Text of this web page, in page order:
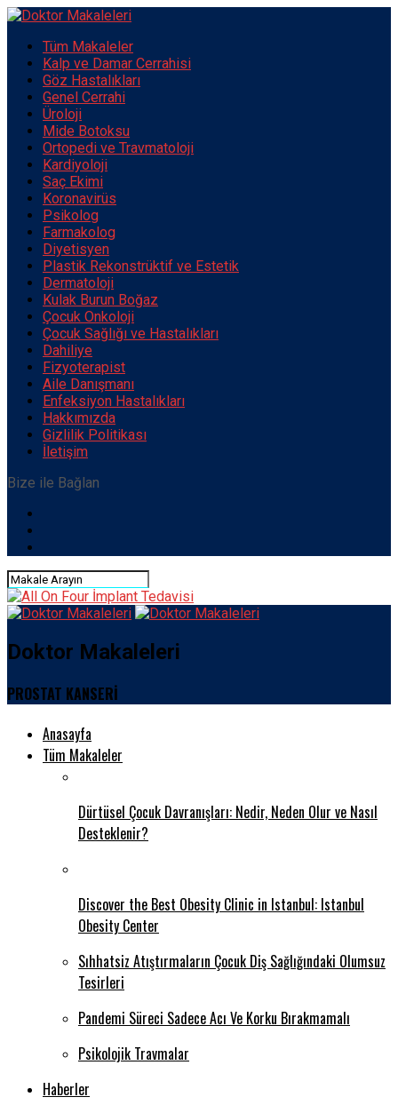
Tüm Makaleler
Kalp ve Damar Cerrahisi
Göz Hastalıkları
Genel Cerrahi
Üroloji
Mide Botoksu
Ortopedi ve Travmatoloji
Kardiyoloji
Saç Ekimi
Koronavirüs
Psikolog
Farmakolog
Diyetisyen
Plastik Rekonstrüktif ve Estetik
Dermatoloji
Kulak Burun Boğaz
Çocuk Onkoloji
Çocuk Sağlığı ve Hastalıkları
Dahiliye
Fizyoterapist
Aile Danışmanı
Enfeksiyon Hastalıkları
Hakkımızda
Gizlilik Politikası
İletişim
Bize ile Bağlan
Doktor Makaleleri
PROSTAT KANSERİ
Anasayfa
Tüm Makaleler
Dürtüsel Çocuk Davranışları: Nedir, Neden Olur ve Nasıl
Desteklenir?
Discover the Best Obesity Clinic in Istanbul: Istanbul
Obesity Center
Sıhhatsiz Atıştırmaların Çocuk Diş Sağlığındaki Olumsuz
Tesirleri
Pandemi Süreci Sadece Acı Ve Korku Bırakmamalı
Psikolojik Travmalar
Haberler